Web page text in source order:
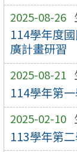
2025-08-26
114學年度
廣計畫研習
2025-08-21
114學年第
2025-02-10
113學年第